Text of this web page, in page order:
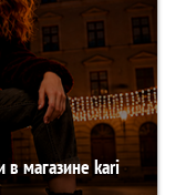
магазине kari